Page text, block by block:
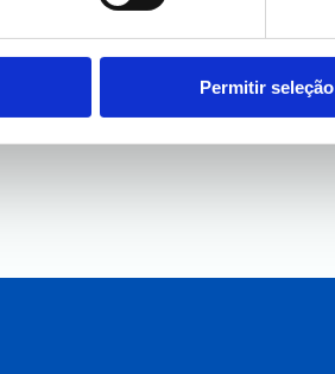
Permitir seleção